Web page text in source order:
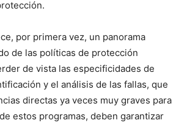
por primera vez, un panorama
de las políticas de protección
de vista las especificidades de
y el análisis de las fallas, que
directas ya veces muy graves para
estos programas, deben garantizar